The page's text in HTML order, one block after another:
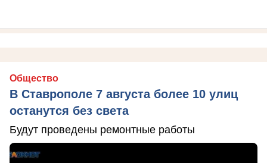
Общество
В Ставрополе 7 августа более 10 улиц
останутся без света
Будут проведены ремонтные работы